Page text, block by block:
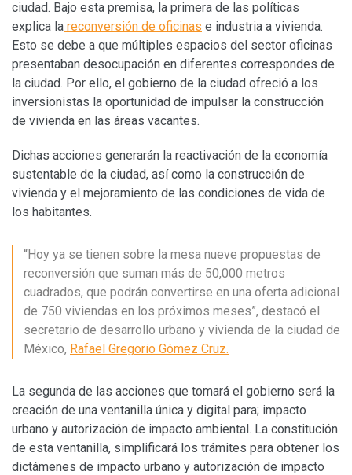
ciudad. Bajo esta premisa, la primera de las políticas
explica la reconversión de oficinas e industria a vivienda.
Esto se debe a que múltiples espacios del sector oficinas
presentaban desocupación en diferentes correspondes de
la ciudad. Por ello, el gobierno de la ciudad ofreció a los
inversionistas la oportunidad de impulsar la construcción
de vivienda en las áreas vacantes.
Dichas acciones generarán la reactivación de la economía
sustentable de la ciudad, así como la construcción de
vivienda y el mejoramiento de las condiciones de vida de
los habitantes.
“Hoy ya se tienen sobre la mesa nueve propuestas de
reconversión que suman más de 50,000 metros
cuadrados, que podrán convertirse en una oferta adicional
de 750 viviendas en los próximos meses”, destacó el
secretario de desarrollo urbano y vivienda de la ciudad de
México, Rafael Gregorio Gómez Cruz.
La segunda de las acciones que tomará el gobierno será la
creación de una ventanilla única y digital para; impacto
urbano y autorización de impacto ambiental. La constitución
de esta ventanilla, simplificará los trámites para obtener los
dictámenes de impacto urbano y autorización de impacto